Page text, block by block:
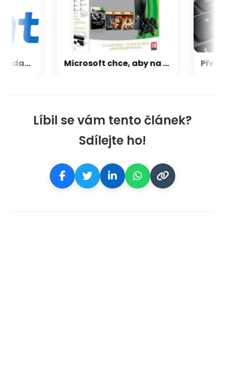
Líbil se vám tento článek?
Sdílejte ho!
CXMT odmítla požadavky Applu, nenechá si diktovat ceny Microsoft chce, aby na Xbox Helix běhaly všechny hry, které kdy vyšly pro Xbox